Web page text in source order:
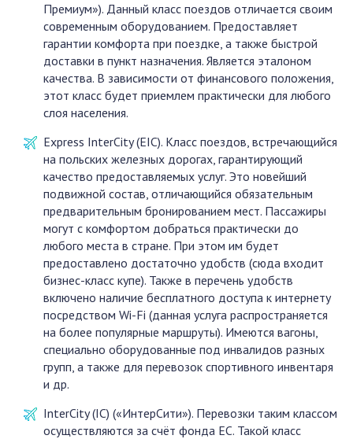
Премиум»). Данный класс поездов отличается своим
современным оборудованием. Предоставляет
гарантии комфорта при поездке, а также быстрой
доставки в пункт назначения. Является эталоном
качества. В зависимости от финансового положения,
этот класс будет приемлем практически для любого
слоя населения.
Express InterCity (EIC). Класс поездов, встречающийся
на польских железных дорогах, гарантирующий
качество предоставляемых услуг. Это новейший
подвижной состав, отличающийся обязательным
предварительным бронированием мест. Пассажиры
могут с комфортом добраться практически до
любого места в стране. При этом им будет
предоставлено достаточно удобств (сюда входит
бизнес-класс купе). Также в перечень удобств
включено наличие бесплатного доступа к интернету
посредством Wi-Fi (данная услуга распространяется
на более популярные маршруты). Имеются вагоны,
специально оборудованные под инвалидов разных
групп, а также для перевозок спортивного инвентаря
и др.
InterCity (IC) («ИнтерСити»). Перевозки таким классом
осуществляются за счёт фонда EC. Такой класс